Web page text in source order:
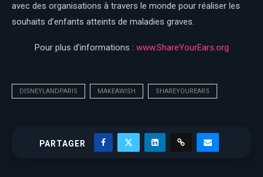
avec des organisations à travers le monde pour réaliser les
souhaits d’enfants atteints de maladies graves.
Pour plus d’informations : www.ShareYourEars.org
DISNEYLANDPARIS MAKEAWISH SHAREYOUREARS
PARTAGER